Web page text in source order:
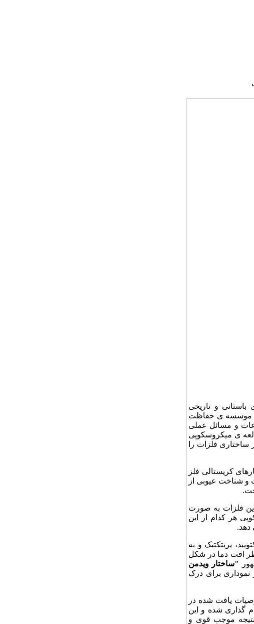
و تاریخی
در سال 1991 نوشته و توسط موسسه ی حفاظت
و مسائل عملی
ی میکروسکوپی
فلزات را
کریستالی فلز
و شناخت عیوبی از
فلزات به صورت
هر کدام از این
دهد.
پریتکتیک و به
افت دما در شکل
"ساختار ویدمن
نموداری برای درک
یافت شده در
گذاری شده و این
موجب قوی و